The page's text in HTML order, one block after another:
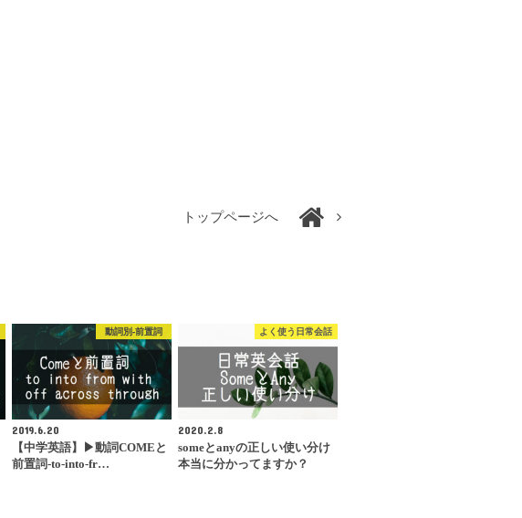
トップページへ
動詞別-前置詞
2019.6.20
【中学英語】▶︎動詞COMEと
前置詞-to-into-fr…
よく使う日常会話
2020.2.8
someとanyの正しい使い分け
本当に分かってますか？